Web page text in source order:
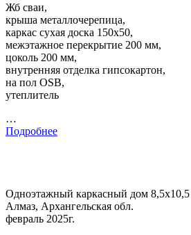
Жб сваи,
крыша металлочерепица,
каркас сухая доска 150х50,
межэтажное перекрытие 200 мм,
цоколь 200 мм,
внутренняя отделка гипсокартон,
на пол OSB,
утеплитель
…
Подробнее
Одноэтажный каркасный дом
Алмаз, Архангельская обл.
февраль 2025г.